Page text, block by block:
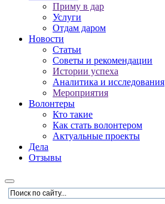
Приму в дар
Услуги
Отдам даром
Новости
Статьи
Советы и рекомендации
Истории успеха
Аналитика и исследования
Мероприятия
Волонтеры
Кто такие
Как стать волонтером
Актуальные проекты
Дела
Отзывы